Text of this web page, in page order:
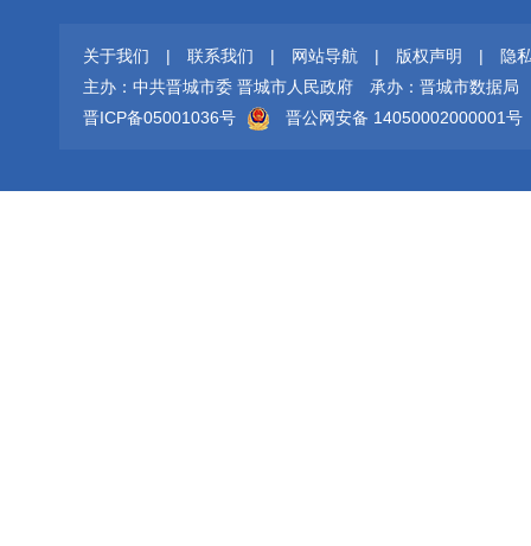
关于我们 | 联系我们 | 网站导航 | 版权声明 |
隐
主办：中共晋城市委 晋城市人民政府
承办：晋城市数据局
晋ICP备05001036号
晋公网安备 14050002000001号